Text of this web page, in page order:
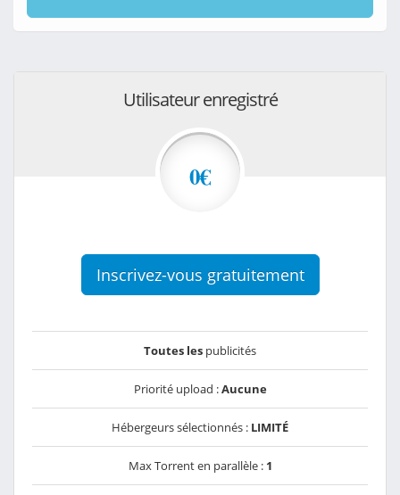
Utilisateur enregistré
0€
Inscrivez-vous gratuitement
Toutes les publicités
Priorité upload :Aucune
Hébergeurs sélectionnés : LIMITÉ
Max Torrent en parallèle : 1